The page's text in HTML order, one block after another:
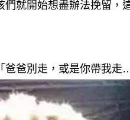
就開始想盡辦法挽留，
爸爸別走，或是你帶我走…